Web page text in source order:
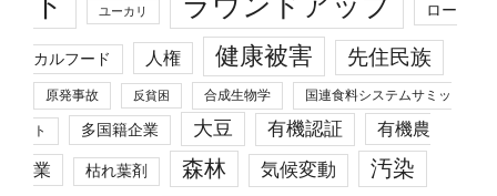
ユーカリ ロー
カルフード 人権 健康被害 先住民族
原発事故 反貧困 合成生物学 国連食料システムサミッ
ト 多国籍企業 大豆 有機認証 有機農
業 枯れ葉剤 森林 気候変動 汚染